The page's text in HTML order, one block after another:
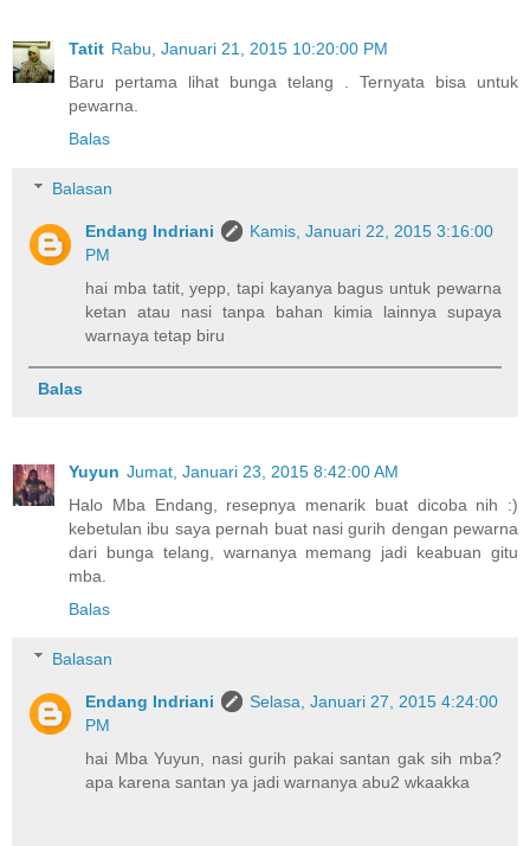
Tatit Rabu, Januari 21, 2015 10:20:00 PM
Baru pertama lihat bunga telang . Ternyata bisa untuk
pewarna.
Balas
Balasan
Endang Indriani
Kamis, Januari 22, 2015 3:16:00
PM
hai mba tatit, yepp, tapi kayanya bagus untuk pewarna
ketan atau nasi tanpa bahan kimia lainnya supaya
warnaya tetap biru
Balas
Yuyun Jumat, Januari 23, 2015 8:42:00 AM
Halo Mba Endang, resepnya menarik buat dicoba nih :)
kebetulan ibu saya pernah buat nasi gurih dengan pewarna
dari bunga telang, warnanya memang jadi keabuan gitu
mba.
Balas
Balasan
Endang Indriani
Selasa, Januari 27, 2015 4:24:00
PM
hai Mba Yuyun, nasi gurih pakai santan gak sih mba?
apa karena santan ya jadi warnanya abu2 wkaakka